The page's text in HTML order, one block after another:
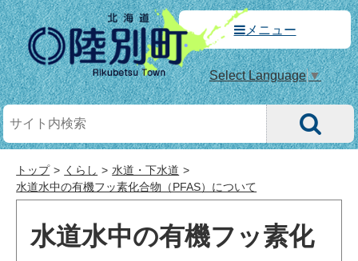
メニュー
Select Language▼
トップ くらし
水道・下水道
水道水中の有機フッ素化合物（PFAS）について
水道水中の有機フッ素化